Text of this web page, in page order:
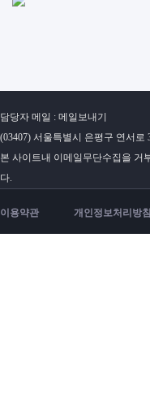
담당자 메일 : 메일보내기
(03407) 서울특별시 은평구 연서로
본 사이트내 이메일무단수집을 거
다.
이용약관 개인정보처리방침